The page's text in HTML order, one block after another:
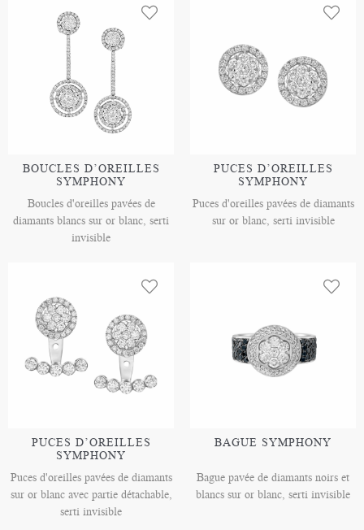
BOUCLES D’OREILLES
SYMPHONY
Boucles d'oreilles pavées de
diamants blancs sur or blanc, serti
invisible
PUCES D’OREILLES
SYMPHONY
Puces d'oreilles pavées de diamants
sur or blanc, serti invisible
PUCES D’OREILLES
SYMPHONY
Puces d'oreilles pavées de diamants
sur or blanc avec partie détachable,
serti invisible
BAGUE SYMPHONY
Bague pavée de diamants noirs et
blancs sur or blanc, serti invisible